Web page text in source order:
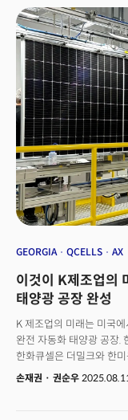
"AI는 교통·건물·제조업
자체 전력 수요를 상쇄하
전반에 걸쳐 빠른 변화를
기반 경로 최적화 시스템
줄인다. 일부 업체는 단
절감 효과가 5~10%에 달
차량에 AI 동적 경로 최적
10~15% 줄일 수 있을 것
분석, 차량을 혼잡 구역
구간에서 발생하는 불필
있다는 것이다. 교통 혼잡
따르면, 미국인들은 2022
즉 하루 21만5천 배럴이
운송 효율화가는환경 문
소비가 2035년까지 최대
데이터센터 리스크가 오
수 있음을 의미한다. 항공
분야에서도 = AI가 ‘저속
사용량을 20% 줄이는 효
GEORGIA QCELLS AX
이것이 K제조업의
태양광 공장 완성
K 제조업의 미래는 미국에서 실험하고 있었
완전 자동화 태양광 공장.
한화큐셀은 더밀크와 한미동남부상공회
애틀랜타에서 개최한
손재권 · 권순우